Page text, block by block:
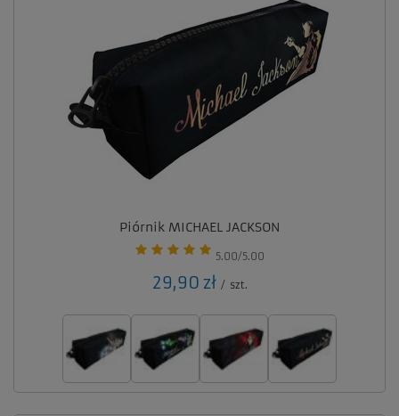
Piórnik MICHAEL JACKSON
5.00/5.00
29,90 zł / szt.